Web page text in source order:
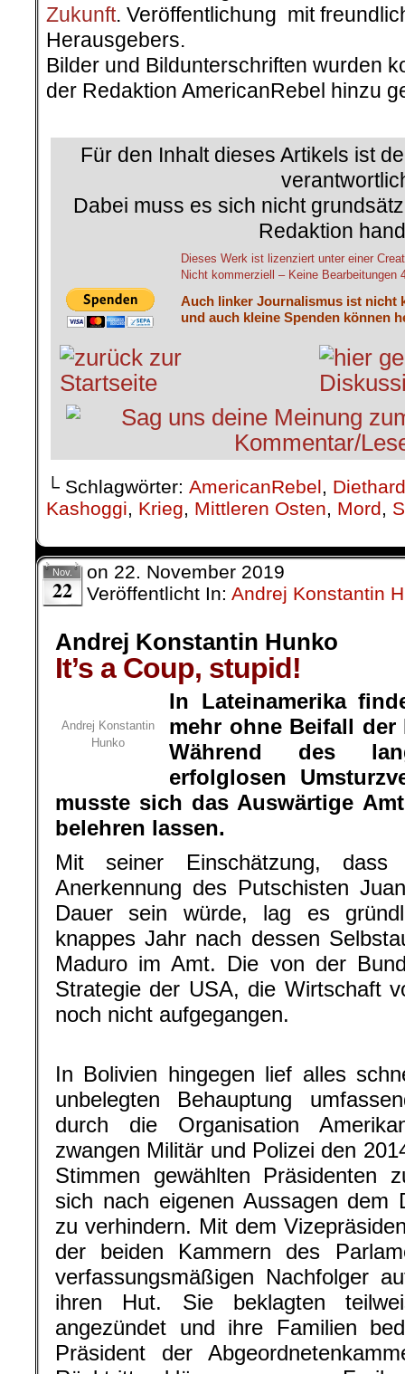
Zukunft. Veröffentlichung mit
Herausgebers.
Bilder und Bildunterschriften wurden
der Redaktion AmericanRebel hinzu
Für den Inhalt dieses Artikels ist
Dabei muss es sich nicht
Redaktion
Dieses Werk ist lizenziert unter einer
Nicht kommerziell – Keine Bearbeitungen
Auch linker Journalismus ist nicht
und auch kleine Spenden können
└ Schlagwörter: AmericanRebel,
Kashoggi, Krieg, Mittleren Osten, Mord,
Nov.
22
on 22. November 2019
Veröffentlicht In: Andrej Konstantin
Andrej Konstantin Hunko
It’s a Coup, stupid!
Andrej Konstantin
Hunko
In Lateinamerika
mehr ohne Beifall
Während des
erfolglosen
musste sich das Auswärtige
belehren lassen.
Mit seiner Einschätzung, dass
Anerkennung des Putschisten
Dauer sein würde, lag es
knappes Jahr nach dessen
Maduro im Amt. Die von der
Strategie der USA, die Wirtschaft
noch nicht aufgegangen.
In Bolivien hingegen lief alles
unbelegten Behauptung
durch die Organisation
zwangen Militär und Polizei den
Stimmen gewählten Präsidenten
sich nach eigenen Aussagen dem
zu verhindern. Mit dem
der beiden Kammern des
verfassungsmäßigen Nachfolger
ihren Hut. Sie beklagten
angezündet und ihre Familien
Präsident der